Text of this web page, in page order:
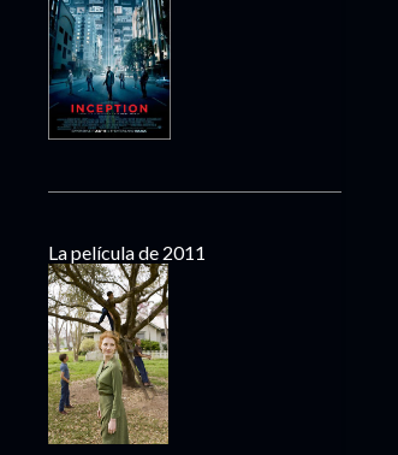
La película de 2011